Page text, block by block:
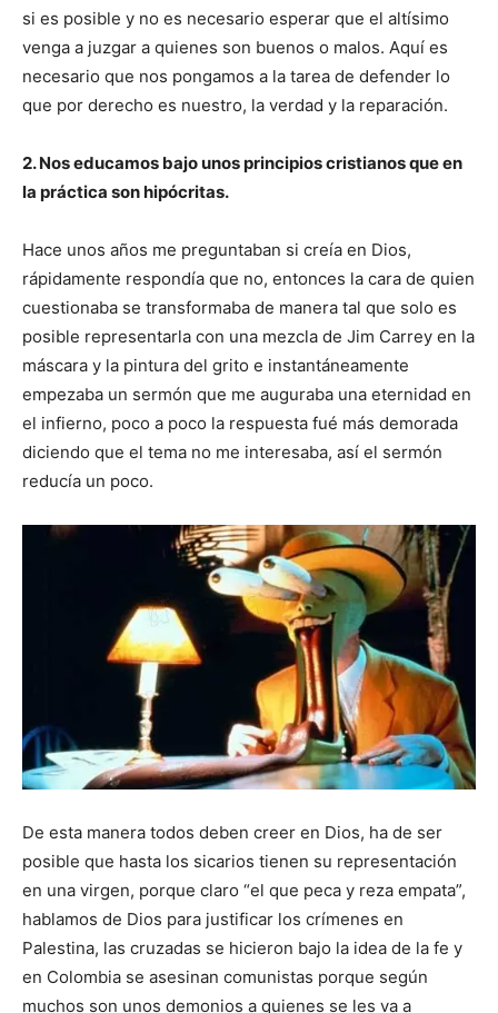
si es posible y no es necesario esperar que el altísimo
venga a juzgar a quienes son buenos o malos. Aquí es
necesario que nos pongamos a la tarea de defender lo
que por derecho es nuestro, la verdad y la reparación.
2. Nos educamos bajo unos principios cristianos que en
la práctica son hipócritas.
Hace unos años me preguntaban si creía en Dios,
rápidamente respondía que no, entonces la cara de quien
cuestionaba se transformaba de manera tal que solo es
posible representarla con una mezcla de Jim Carrey en la
máscara y la pintura del grito e instantáneamente
empezaba un sermón que me auguraba una eternidad en
el infierno, poco a poco la respuesta fué más demorada
diciendo que el tema no me interesaba, así el sermón
reducía un poco.
De esta manera todos deben creer en Dios, ha de ser
posible que hasta los sicarios tienen su representación
en una virgen, porque claro “el que peca y reza empata”,
hablamos de Dios para justificar los crímenes en
Palestina, las cruzadas se hicieron bajo la idea de la fe y
en Colombia se asesinan comunistas porque según
muchos son unos demonios a quienes se les va a